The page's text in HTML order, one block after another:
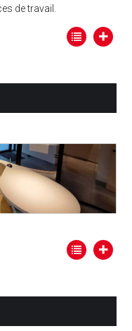
de travail.